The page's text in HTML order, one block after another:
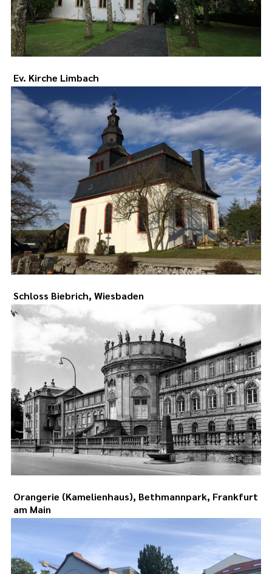
Ev. Kirche Limbach
Schloss Biebrich, Wiesbaden
Orangerie (Kamelienhaus), Bethmannpark, Frankfurt
am Main